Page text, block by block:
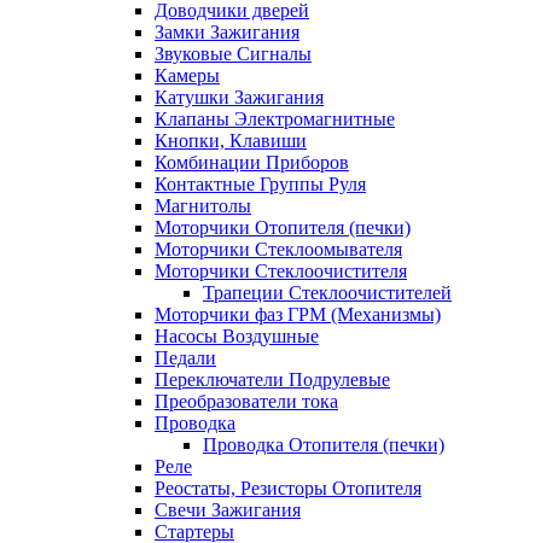
Доводчики дверей
Замки Зажигания
Звуковые Сигналы
Камеры
Катушки Зажигания
Клапаны Электромагнитные
Кнопки, Клавиши
Комбинации Приборов
Контактные Группы Руля
Магнитолы
Моторчики Отопителя (печки)
Моторчики Стеклоомывателя
Моторчики Стеклоочистителя
Трапеции Стеклоочистителей
Моторчики фаз ГРМ (Механизмы)
Насосы Воздушные
Педали
Переключатели Подрулевые
Преобразователи тока
Проводка
Проводка Отопителя (печки)
Реле
Реостаты, Резисторы Отопителя
Свечи Зажигания
Стартеры